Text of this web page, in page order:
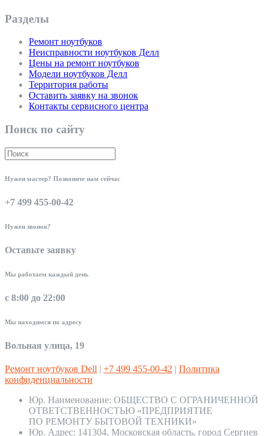
Разделы
Ремонт ноутбуков
Неисправности ноутбуков Делл
Цены на ремонт ноутбуков
Модели ноутбуков Делл
Территория работы
Оставить заявку на звонок
Контакты сервисного центра
Поиск по сайту
Нужен мастер? Позвоните нам сейчас
+7 499 455-00-42
Нужен звонок?
Оставьте заявку
Мы работаем каждый день
с 8:00 до 22:00
Мы находимся по адресу
Вольная улица, 19
Ремонт ноутбуков Dell | +7 499 455-00-42 | Политика
конфиденциальности
Юр. Наименование: ОБЩЕСТВО С ОГРАНИЧЕННОЙ
ОТВЕТСТВЕННОСТЬЮ «ПРЕДПРИЯТИЕ
ПО РЕМОНТУ БЫТОВОЙ ТЕХНИКИ»
Юр. Адрес: 141304, Московская область, город Сергиев